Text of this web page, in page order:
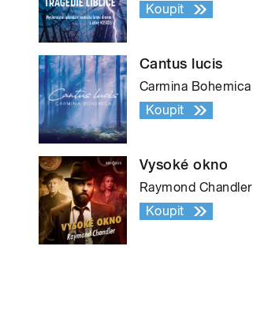
Koupit
Cantus lucis
Carmina Bohemica
Koupit
Vysoké okno
Raymond Chandler
Koupit